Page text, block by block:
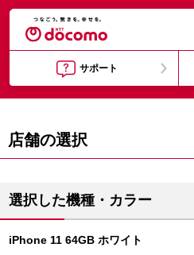
サポート
店舗の選択
選択した機種・カラー
iPhone 11 64GB ホワイト